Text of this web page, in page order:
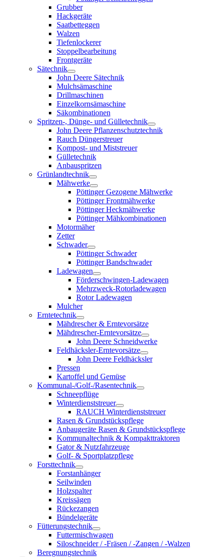
Grubber
Hackgeräte
Saatbetteggen
Walzen
Tiefenlockerer
Stoppelbearbeitung
Frontgeräte
Sätechnik
John Deere Sätechnik
Mulchsämaschine
Drillmaschinen
Einzelkornsämaschine
Säkombinationen
Spritzen-, Dünge- und Gülletechnik
John Deere Pflanzenschutztechnik
Rauch Düngerstreuer
Kompost- und Miststreuer
Gülletechnik
Anbauspritzen
Grünlandtechnik
Mähwerke
Pöttinger Gezogene Mähwerke
Pöttinger Frontmähwerke
Pöttinger Heckmähwerke
Pöttinger Mähkombinationen
Motormäher
Zetter
Schwader
Pöttinger Schwader
Pöttinger Bandschwader
Ladewagen
Förderschwingen-Ladewagen
Mehrzweck-Rotorladewagen
Rotor Ladewagen
Mulcher
Erntetechnik
Mähdrescher & Erntevorsätze
Mähdrescher-Erntevorsätze
John Deere Schneidwerke
Feldhäcksler-Erntevorsätze
John Deere Feldhäcksler
Pressen
Kartoffel und Gemüse
Kommunal-/Golf-/Rasentechnik
Schneepflüge
Winterdienststreuer
RAUCH Winterdienststreuer
Rasen & Grundstückspflege
Anbaugeräte Rasen & Grundstückspflege
Kommunaltechnik & Kompakttraktoren
Gator & Nutzfahrzeuge
Golf- & Sportplatzpflege
Forsttechnik
Forstanhänger
Seilwinden
Holzspalter
Kreissägen
Rückezangen
Bündelgeräte
Fütterungstechnik
Futtermischwagen
Siloschneider / -Fräsen / -Zangen / -Walzen
Beregnungstechnik